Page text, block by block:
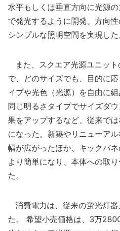
水平もしくは垂直方向に光源
で発光するように開発。方向性
シンプルな照明空間を実現した
また、スクエア光源ユニット
で、どのサイズでも、目的に
イプや光色（光源）を自由に組
同じ明るさタイプでサイズダ
果をアップするなど、従来で
になった。新築やリニューア
幅が広がったほか、キックバ
より簡単になり、本体への取
た。
消費電力は、従来の蛍光灯
た。 希望小売価格は、3万